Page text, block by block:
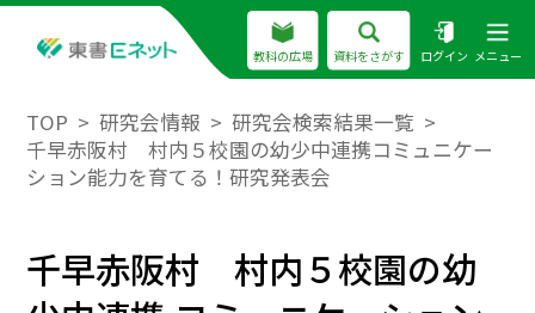
教科の広場 資料をさがす ログイン メニュー
TOP 研究会情報
研究会検索結果一覧
千早赤阪村 村内５校園の幼少中連携コミュニケー
ション能力を育てる！研究発表会
千早赤阪村 村内５校園の幼